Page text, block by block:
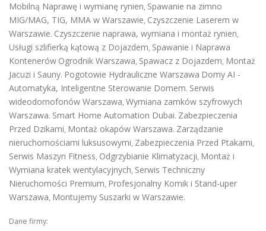
Mobilną Naprawę i wymianę rynien, Spawanie na zimno
MIG/MAG, TIG, MMA w Warszawie, Czyszczenie Laserem w
Warszawie. Czyszczenie naprawa, wymiana i montaż rynien,
Usługi szlifierką kątową z Dojazdem, Spawanie i Naprawa
Kontenerów Ogrodnik Warszawa, Spawacz z Dojazdem, Montaż
Jacuzi i Sauny. Pogotowie Hydrauliczne Warszawa Domy AI -
Automatyka, Inteligentne Sterowanie Domem. Serwis
wideodomofonów Warszawa, Wymiana zamków szyfrowych
Warszawa. Smart Home Automation Dubai. Zabezpieczenia
Przed Dzikami, Montaż okapów Warszawa. Zarządzanie
nieruchomościami luksusowymi, Zabezpieczenia Przed Ptakami,
Serwis Maszyn Fitness, Odgrzybianie Klimatyzacji, Montaż i
Wymiana kratek wentylacyjnych, Serwis Techniczny
Nieruchomości Premium, Profesjonalny Komik i Stand-uper
Warszawa, Montujemy Suszarki w Warszawie.
Dane firmy: